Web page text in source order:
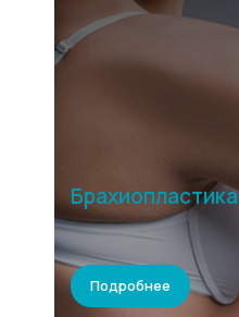
Брахиопластика
Подробнее